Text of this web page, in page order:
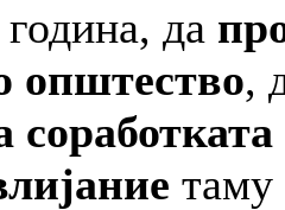
да
општество,
соработката
таму